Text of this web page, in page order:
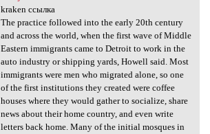
kraken ссылка
The practice followed into the early 20th century
and across the world, when the first wave of Middle
Eastern immigrants came to Detroit to work in the
auto industry or shipping yards, Howell said. Most
immigrants were men who migrated alone, so one
of the first institutions they created were coffee
houses where they would gather to socialize, share
news about their home country, and even write
letters back home. Many of the initial mosques in